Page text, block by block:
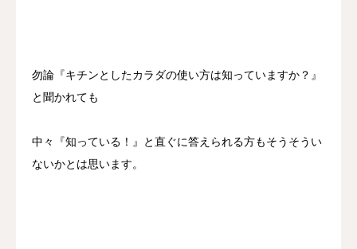
勿論『キチンとしたカラダの使い方は知っていますか？』
と聞かれても
中々『知っている！』と直ぐに答えられる方もそうそうい
ないかとは思います。